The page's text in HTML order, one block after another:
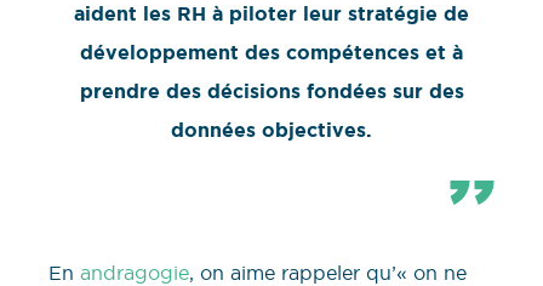
aident les RH à piloter leur stratégie de
développement des compétences et à
prendre des décisions fondées sur des
données objectives.
En andragogie, on aime rappeler qu’« on ne